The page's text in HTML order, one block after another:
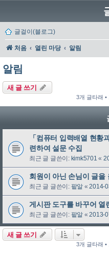
글걸이(블로그)
처음 열린 마당 알림
알림
새 글 쓰기
3개 글타래 •
「컴퓨터 입력배열 현황
련하여 설문 수집
최근 글 글쓴이: kimk5701 «
회원이 아닌 손님이 글을
최근 글 글쓴이: 팥알 «2014-
게시판 도구를 바꾸어 열
최근 글 글쓴이: 팥알 «2013-
새 글 쓰기
3개 글타래 •